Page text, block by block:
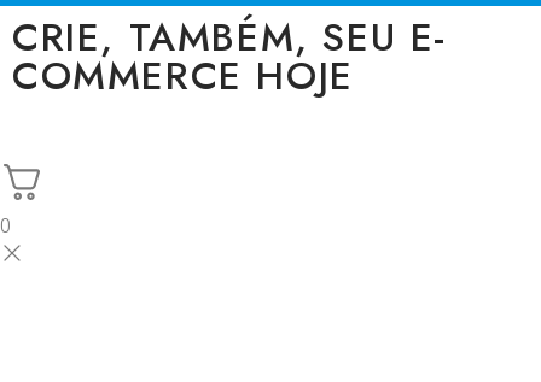
CRIE, TAMBÉM, SEU E-
COMMERCE HOJE
0